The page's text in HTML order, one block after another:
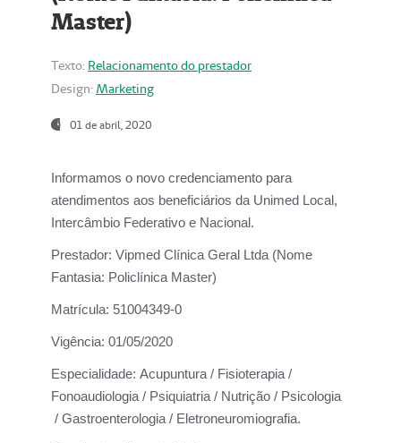
Master)
Texto: Relacionamento do prestador
Design: Marketing
01 de abril, 2020
Informamos o novo credenciamento para
atendimentos aos beneficiários da Unimed Local,
Intercâmbio Federativo e Nacional.
Prestador: Vipmed Clínica Geral Ltda (Nome
Fantasia: Policlínica Master)
Matrícula: 51004349-0
Vigência: 01/05/2020
Especialidade: Acupuntura / Fisioterapia /
Fonoaudiologia / Psiquiatria / Nutrição / Psicologia
/ Gastroenterologia / Eletroneuromiografia.